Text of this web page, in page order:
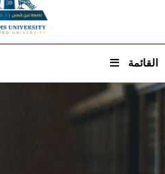
القائمة